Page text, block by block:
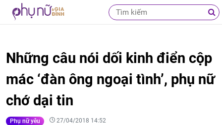
Những câu nói dối kinh điển cộp
mác ‘đàn ông ngoại tình’, phụ nữ
chớ dại tin
Phụ nữ yêu 27/04/2018 14:52